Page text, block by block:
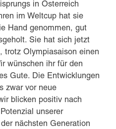
in Österreich
im Weltcup hat sie
Hand genommen, gut
Sie hat sich jetzt
trotz Olympiasaison einen
wünschen ihr für den
Gute. Die Entwicklungen
zwar vor neue
blicken positiv nach
unserer
nächsten Generation